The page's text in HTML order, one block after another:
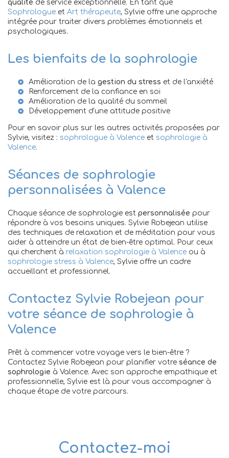
qualité de service exceptionnelle. En tant que
Sophrologue et Art thérapeute, Sylvie offre une approche
intégrée pour traiter divers problèmes émotionnels et
psychologiques.
Les bienfaits de la sophrologie
Amélioration de la gestion du stress et de l'anxiété
Renforcement de la confiance en soi
Amélioration de la qualité du sommeil
Développement d'une attitude positive
Pour en savoir plus sur les autres activités proposées par
Sylvie, visitez : sophrologue à Valence et sophrologie à
Valence.
Séances de sophrologie
personnalisées à Valence
Chaque séance de sophrologie est personnalisée pour
répondre à vos besoins uniques. Sylvie Robejean utilise
des techniques de relaxation et de méditation pour vous
aider à atteindre un état de bien-être optimal. Pour ceux
qui cherchent à relaxation sophrologie à Valence ou à
sophrologie stress à Valence, Sylvie offre un cadre
accueillant et professionnel.
Contactez Sylvie Robejean pour
votre séance de sophrologie à
Valence
Prêt à commencer votre voyage vers le bien-être ?
Contactez Sylvie Robejean pour planifier votre séance de
sophrologie à Valence. Avec son approche empathique et
professionnelle, Sylvie est là pour vous accompagner à
chaque étape de votre parcours.
Contactez-moi